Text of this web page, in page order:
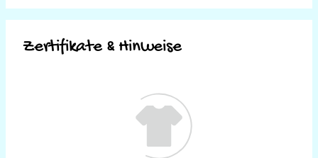
Zertifikate & Hinweise